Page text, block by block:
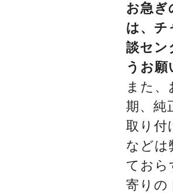
お急ぎ
は、チ
談セン
うお願
また、
期、純
取り付
などは
ておら
寄りの